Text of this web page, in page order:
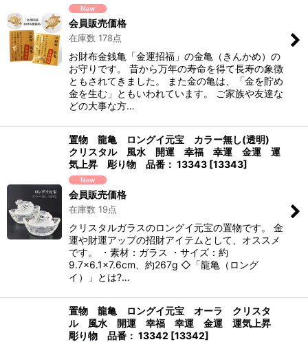
会員販売価格
在庫数 178点
お財布金銭亀「金運招福」の金亀（きんかめ）の
お守りです。 昔から万年の寿命を得て長寿の象徴
ともされてきました。 また金の亀は、「金を貯め
金を生む」ともいわれています。 ご家族や友達な
どの大事な方…
置物 龍亀 ロングイ元宝 カラー無し(透明)
クリスタル 風水 開運 幸福 幸運 金運 運
気上昇 彫り物 品番： 13343 [13343]
会員販売価格
在庫数 19点
クリスタルガラスのロングイ元宝の置物です。 金
運や財運アップの招財アイテムとして、オススメ
です。 ・素材：ガラス ・サイズ：約
9.7×6.1×7.6cm、約267g ◇「龍亀（ロング
イ）」とは?…
置物 龍亀 ロングイ元宝 オーラ クリスタ
ル 風水 開運 幸福 幸運 金運 運気上昇
彫り物 品番： 13342 [13342]